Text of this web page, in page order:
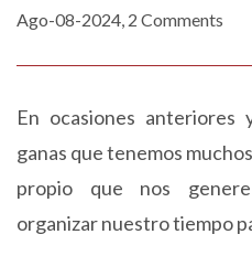
Ago-08-2024, 2 Comments
En ocasiones anteriores
ganas que tenemos
propio que nos
organizar nuestro tiempo